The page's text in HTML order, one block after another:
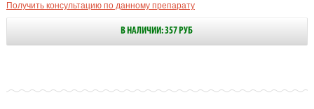
Получить консультацию по данному препарату
В НАЛИЧИИ: 357 РУБ